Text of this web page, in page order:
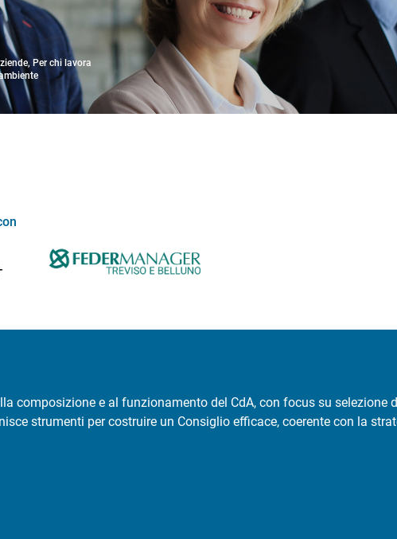
Per chi lavora
composizione e al funzionamento del CdA, con focus su selezione
strumenti per costruire un Consiglio efficace, coerente con la